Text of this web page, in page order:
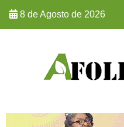
8 de Agosto de 2026